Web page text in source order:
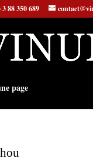
3 88 350 689
page